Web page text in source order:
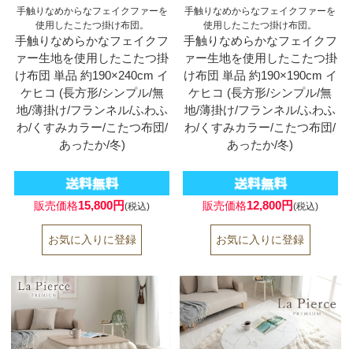
手触りなめからなフェイクファーを
使用したこたつ掛け布団。
手触りなめらかなフェイクフ
ァー生地を使用したこたつ掛
け布団 単品 約190×240cm イ
ケヒコ (長方形/シンプル/無
地/薄掛け/フランネル/ふわふ
わ/くすみカラー/こたつ布団/
あったか/冬)
販売価格15,800円(税込)
手触りなめからなフェイクファーを
使用したこたつ掛け布団。
手触りなめらかなフェイクフ
ァー生地を使用したこたつ掛
け布団 単品 約190×190cm イ
ケヒコ (長方形/シンプル/無
地/薄掛け/フランネル/ふわふ
わ/くすみカラー/こたつ布団/
あったか/冬)
販売価格12,800円(税込)